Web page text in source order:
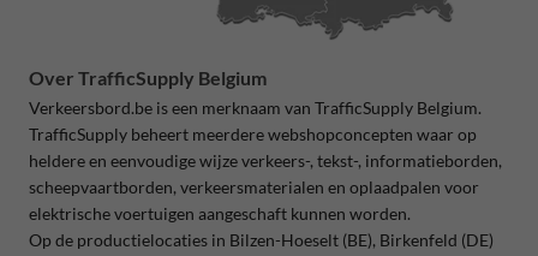
Over TrafficSupply Belgium
Verkeersbord.be is een merknaam van TrafficSupply Belgium.
TrafficSupply beheert meerdere webshopconcepten waar op
heldere en eenvoudige wijze verkeers-, tekst-, informatieborden,
scheepvaartborden, verkeersmaterialen en oplaadpalen voor
elektrische voertuigen aangeschaft kunnen worden.
Op de productielocaties in Bilzen-Hoeselt (BE), Birkenfeld (DE)